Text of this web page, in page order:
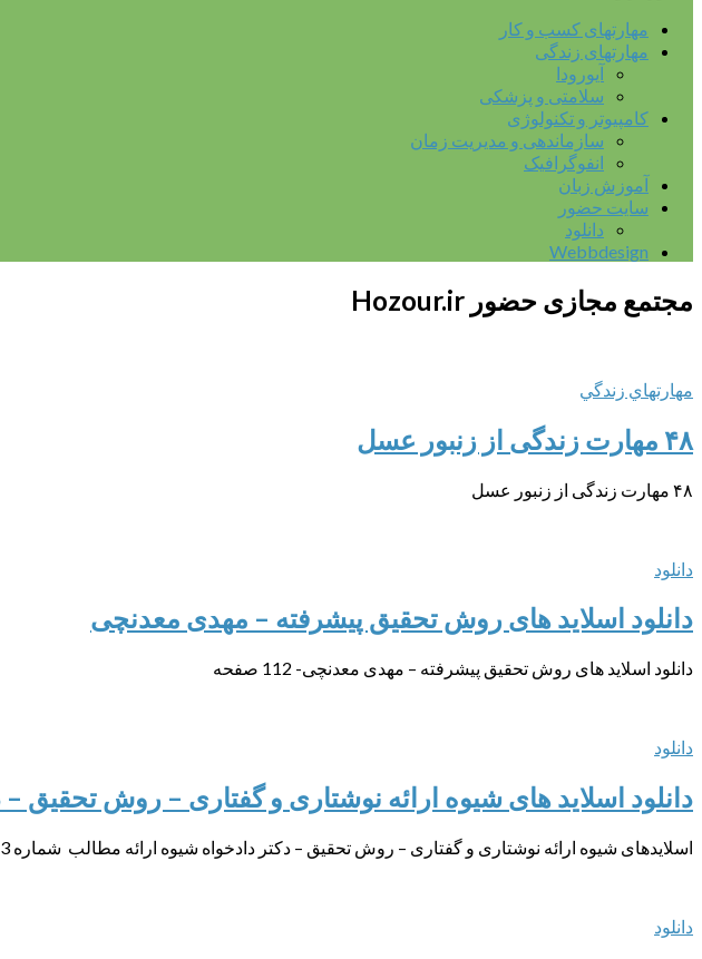
مهارتهای کسب و کار
مهارتهای زندگی
آیورودا
سلامتی و پزشکی
کامپیوتر و تکنولوژی
سازماندهی و مدیریت زمان
انفوگرافیک
آموزش زبان
سایت حضور
دانلود
Webbdesign
مجتمع مجازی حضور Hozour.ir
مهارتهاي زندگي
۴۸ مهارت زندگی از زنبور عسل
۴۸ مهارت زندگی از زنبور عسل
دانلود
دانلود اسلاید های روش تحقیق پیشرفته – مهدی معدنچی
دانلود اسلاید های روش تحقیق پیشرفته – مهدی معدنچی- 112 صفحه
دانلود
دانلود اسلاید های شیوه ارائه نوشتاری و گفتاری – روش تحقیق –
اسلایدهای شیوه ارائه نوشتاری و گفتاری – روش تحقیق – دکتر دادخواه شیوه ارائه مطالب شماره 3
دانلود